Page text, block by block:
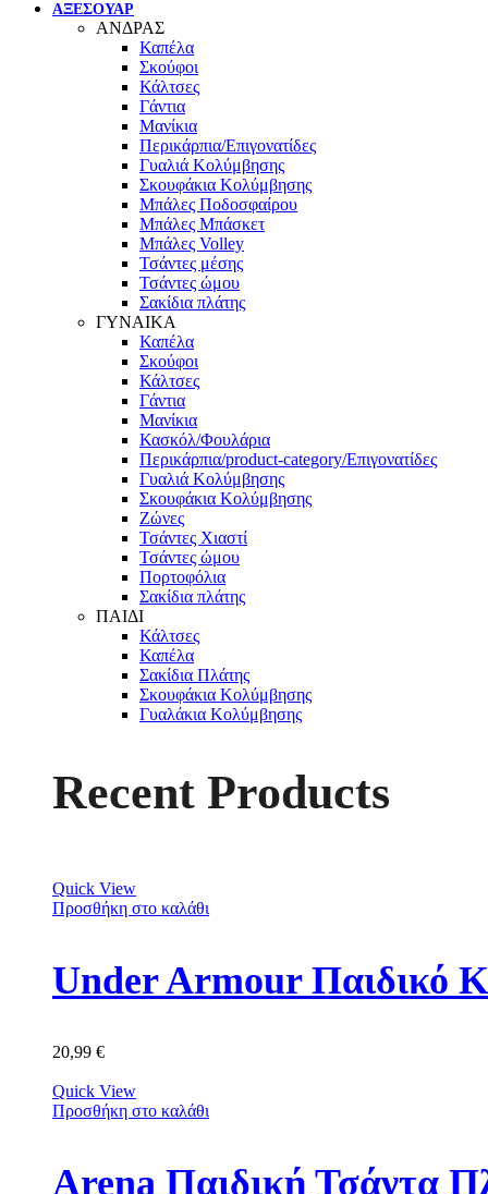
ΑΞΕΣΟΥΑΡ
ΑΝΔΡΑΣ
Καπέλα
Σκούφοι
Κάλτσες
Γάντια
Μανίκια
Περικάρπια/Επιγονατίδες
Γυαλιά Κολύμβησης
Σκουφάκια Κολύμβησης
Μπάλες Ποδοσφαίρου
Μπάλες Μπάσκετ
Μπάλες Volley
Τσάντες μέσης
Τσάντες ώμου
Σακίδια πλάτης
ΓΥΝΑΙΚΑ
Καπέλα
Σκούφοι
Κάλτσες
Γάντια
Μανίκια
Κασκόλ/Φουλάρια
Περικάρπια/product-category/Επιγονατίδες
Γυαλιά Κολύμβησης
Σκουφάκια Κολύμβησης
Ζώνες
Τσάντες Χιαστί
Τσάντες ώμου
Πορτοφόλια
Σακίδια πλάτης
ΠΑΙΔΙ
Κάλτσες
Καπέλα
Σακίδια Πλάτης
Σκουφάκια Κολύμβησης
Γυαλάκια Κολύμβησης
Recent Products
Quick View
Προσθήκη στο καλάθι
Under Armour Παιδικό
20,99 €
Quick View
Προσθήκη στο καλάθι
Arena Παιδική Τσάντα